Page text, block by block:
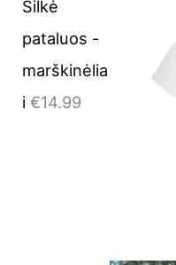
Silkė
pataluos -
marškinėlia
i €14.99